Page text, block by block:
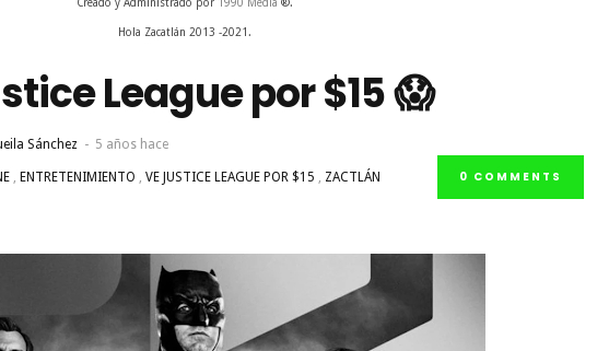
Creado y Administrado por 1990 Media ®.
Hola Zacatlán 2013 -2021.
League por $15 😱
Sánchez 5 años hace
, ENTRETENIMIENTO , VE JUSTICE LEAGUE POR $15 , ZACTLÁN 0 COMMENTS